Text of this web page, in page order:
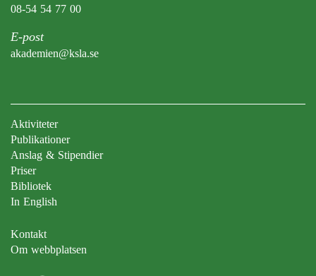
08-54 54 77 00
E-post
akademien@ksla.se
Aktiviteter
Publikationer
Anslag & Stipendier
Priser
Bibliotek
In English
Kontakt
Om webbplatsen